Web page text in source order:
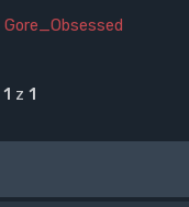
Gore_Obsessed
1 z 1